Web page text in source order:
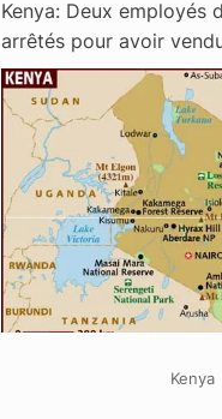
Kenya: Deux employés
arrêtés pour avoir
Kenya